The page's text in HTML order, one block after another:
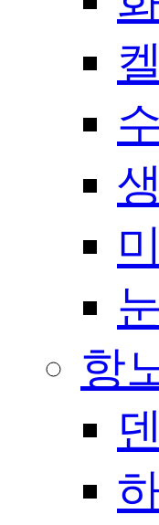
항